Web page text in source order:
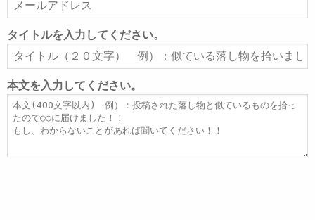
ー
ル
ア
ド
レ
ス
タイトルを入力してください。
タ
イ
ト
ル
本文を入力してください。
本
文